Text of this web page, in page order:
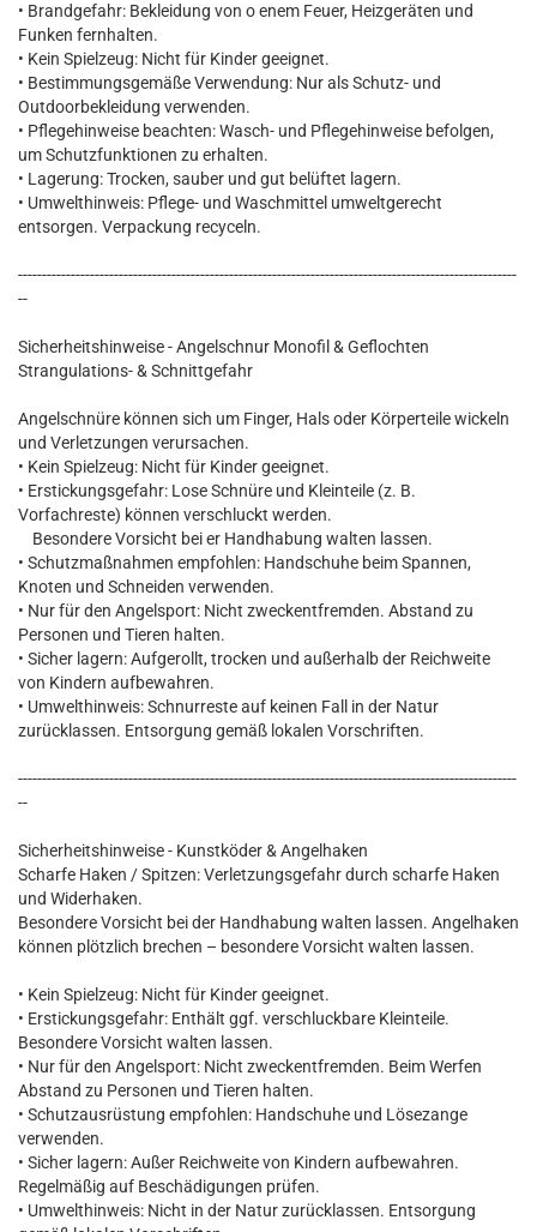
• Brandgefahr: Bekleidung von o enem Feuer, Heizgeräten und
Funken fernhalten.
• Kein Spielzeug: Nicht für Kinder geeignet.
• Bestimmungsgemäße Verwendung: Nur als Schutz- und
Outdoorbekleidung verwenden.
• Pflegehinweise beachten: Wasch- und Pflegehinweise befolgen,
um Schutzfunktionen zu erhalten.
• Lagerung: Trocken, sauber und gut belüftet lagern.
• Umwelthinweis: Pflege- und Waschmittel umweltgerecht
entsorgen. Verpackung recyceln.
--------------------------------------------------------------------------------------------------------
--
Sicherheitshinweise - Angelschnur Monofil & Geflochten
Strangulations- & Schnittgefahr
Angelschnüre können sich um Finger, Hals oder Körperteile wickeln
und Verletzungen verursachen.
• Kein Spielzeug: Nicht für Kinder geeignet.
• Erstickungsgefahr: Lose Schnüre und Kleinteile (z. B.
Vorfachreste) können verschluckt werden.
Besondere Vorsicht bei er Handhabung walten lassen.
• Schutzmaßnahmen empfohlen: Handschuhe beim Spannen,
Knoten und Schneiden verwenden.
• Nur für den Angelsport: Nicht zweckentfremden. Abstand zu
Personen und Tieren halten.
• Sicher lagern: Aufgerollt, trocken und außerhalb der Reichweite
von Kindern aufbewahren.
• Umwelthinweis: Schnurreste auf keinen Fall in der Natur
zurücklassen. Entsorgung gemäß lokalen Vorschriften.
--------------------------------------------------------------------------------------------------------
--
Sicherheitshinweise - Kunstköder & Angelhaken
Scharfe Haken / Spitzen: Verletzungsgefahr durch scharfe Haken
und Widerhaken.
Besondere Vorsicht bei der Handhabung walten lassen. Angelhaken
können plötzlich brechen – besondere Vorsicht walten lassen.
• Kein Spielzeug: Nicht für Kinder geeignet.
• Erstickungsgefahr: Enthält ggf. verschluckbare Kleinteile.
Besondere Vorsicht walten lassen.
• Nur für den Angelsport: Nicht zweckentfremden. Beim Werfen
Abstand zu Personen und Tieren halten.
• Schutzausrüstung empfohlen: Handschuhe und Lösezange
verwenden.
• Sicher lagern: Außer Reichweite von Kindern aufbewahren.
Regelmäßig auf Beschädigungen prüfen.
• Umwelthinweis: Nicht in der Natur zurücklassen. Entsorgung